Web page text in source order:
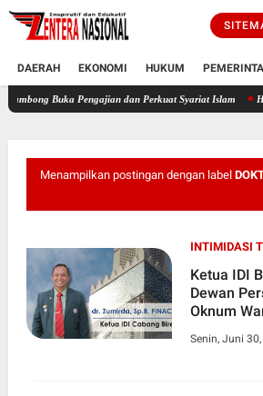
DAERAH EKONOMI HUKUM
Pengajian dan Perkuat Syariat Islam HUT Ke-53,
Menampilkan postingan dengan label
INTIMIDASI
Ketua IDI
Dewan
Oknum
Senin, Juni